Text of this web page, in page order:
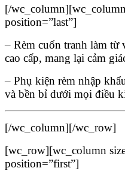
[/
position=”last”]
– Rèm cuốn tranh làm từ
cao cấp, mang lại cảm
– Phụ kiện rèm nhập
và bền bỉ dưới mọi điều
[/wc_column][/wc_row]
[wc_row][wc_column
position=”first”]